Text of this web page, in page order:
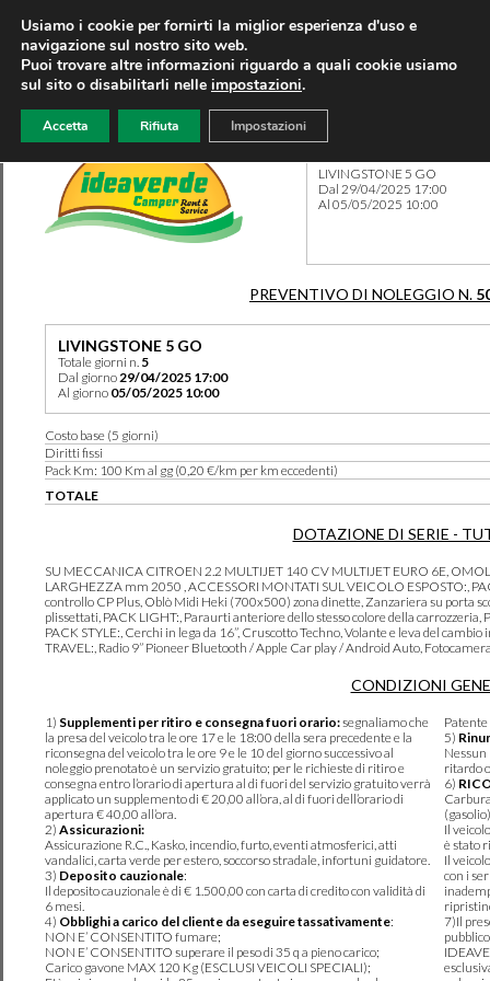
LIVINGSTONE 5 GO
Dal 29/04/2025 17:00
Al 05/05/2025 10:00
PREVENTIVO DI NOLEGGIO N.
LIVINGSTONE 5 GO
Totale giorni n. 5
Dal giorno29/04/2025 17:00
Al giorno 05/05/2025 10:00
Costo base (5 giorni)
Diritti fissi
Pack Km: 100 Km al gg (0,20 €/km per km eccedenti)
TOTALE
DOTAZIONE DI SERIE -
SU MECCANICA CITROEN 2.2 MULTIJET 140 CV MULTIJET EURO 6E,
LARGHEZZA mm 2050 , ACCESSORI MONTATI SUL VEICOLO ESPOSTO:,
controllo CP Plus, Oblò Midi Heki (700x500) zona dinette, Zanzariera su porta
plissettati, PACK LIGHT:, Paraurti anteriore dello stesso colore della
PACK STYLE:, Cerchi in lega da 16”, Cruscotto Techno, Volante e leva del
TRAVEL:, Radio 9” Pioneer Bluetooth / Apple Car play / Android Auto,
CONDIZIONI
1) Supplementi per ritiro e consegna fuori orario:segnaliamo che
la presa del veicolo tra le ore 17 e le 18:00 della sera precedente e la
riconsegna del veicolo tra le ore 9 e le 10 del giorno successivo al
noleggio prenotato è un servizio gratuito; per le richieste di ritiro e
consegna entro l’orario di apertura al di fuori del servizio gratuito verrà
applicato un supplemento di € 20,00 all’ora, al di fuori dell’orario di
apertura € 40,00 all’ora.
2) Assicurazioni:
Assicurazione R.C., Kasko, incendio, furto, eventi atmosferici, atti
vandalici, carta verde per estero, soccorso stradale, infortuni guidatore.
3) Deposito cauzionale:
Il deposito cauzionale è di € 1.500,00 con carta di credito con validità di
6 mesi.
4) Obblighi a carico del cliente da eseguire tassativamente:
NON E’ CONSENTITO fumare;
NON E’ CONSENTITO superare il peso di 35 q a pieno carico;
Carico gavone MAX 120 Kg (ESCLUSI VEICOLI SPECIALI);
Patente
5)
Nessun
ritardo
6)
Il
è stato
Il
con i
7)Il
Usiamo i cookie per fornirti la miglior esperienza d'uso e
navigazione sul nostro sito web.
Puoi trovare altre informazioni riguardo a quali cookie usiamo
sul sito o disabilitarli nelle impostazioni.
Accetta Rifiuta Impostazioni